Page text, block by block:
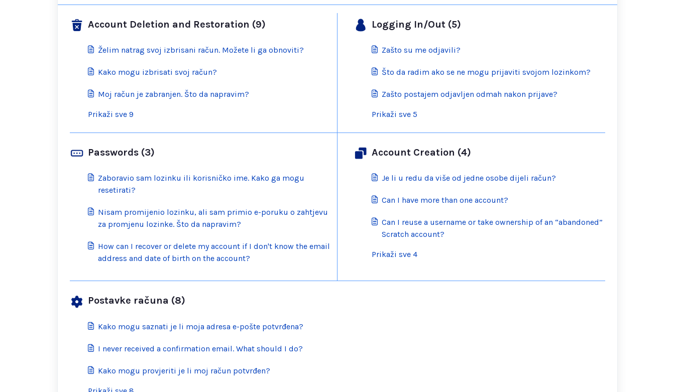
Account Deletion and Restoration (9)
Želim natrag svoj izbrisani račun. Možete li ga obnoviti?
Kako mogu izbrisati svoj račun?
Moj račun je zabranjen. Što da napravim?
Prikaži sve 9
Logging In/Out (5)
Zašto su me odjavili?
Što da radim ako se ne mogu prijaviti svojom lozinkom?
Zašto postajem odjavljen odmah nakon prijave?
Prikaži sve 5
Passwords (3)
Zaboravio sam lozinku ili korisničko ime. Kako ga mogu
resetirati?
Nisam promijenio lozinku, ali sam primio e-poruku o zahtjevu
za promjenu lozinke. Što da napravim?
How can I recover or delete my account if I don't know the email
address and date of birth on the account?
Account Creation (4)
Je li u redu da više od jedne osobe dijeli račun?
Can I have more than one account?
Can I reuse a username or take ownership of an “abandoned”
Scratch account?
Prikaži sve 4
Postavke računa (8)
Kako mogu saznati je li moja adresa e-pošte potvrđena?
I never received a confirmation email. What should I do?
Kako mogu provjeriti je li moj račun potvrđen?